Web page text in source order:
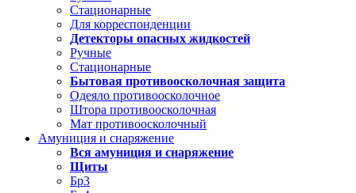
Стационарные
Для корреспонденции
Детекторы опасных жидкостей
Ручные
Стационарные
Бытовая противоосколочная защита
Одеяло противоосколочное
Штора противоосколочная
Мат противоосколочный
Амуниция и снаряжение
Вся амуниция и снаряжение
Щиты
Бр3